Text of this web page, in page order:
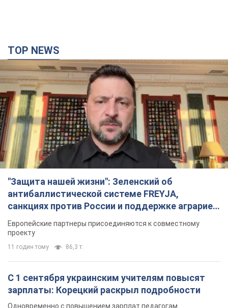
TOP NEWS
"Защита нашей жизни": Зеленский об
антибаллистической системе FREYJA,
санкциях против России и поддержке аграриев.
Видео
Европейские партнеры присоединяются к совместному
проекту
11 годин тому 86,3 т.
С 1 сентября украинским учителям повысят
зарплаты: Корецкий раскрыл подробности
Одновременно с повышением зарплат педагогам